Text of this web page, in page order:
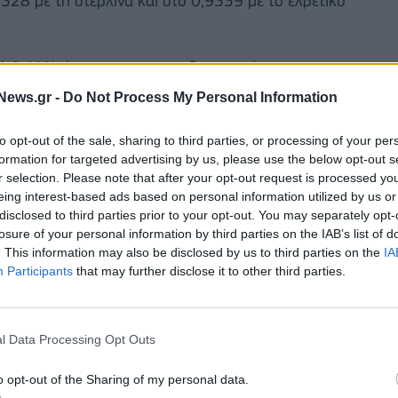
- Do Not Process My Personal Information
opt-out of the sale, sharing to third parties, or processing of your
for targeted advertising by us, please use the below opt-out
selection. Please note that after your opt-out request is processed
interest-based ads based on personal information utilized by us
to third parties prior to your opt-out. You may separately
of your personal information by third parties on the IAB’s list of
This information may also be disclosed by us to third parties on the
Participants that may further disclose it to other third parties.
Data Processing Opt Outs
opt-out of the Sharing of my personal data.
0,41% έναντι του γεν και διαμορφώνεται στα
άνοδο 0,06% και διαμορφώνεται στα 1,3294